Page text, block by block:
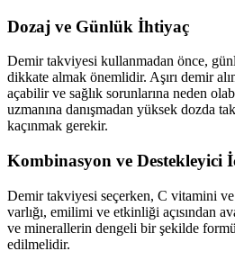
Dozaj ve Günlük İhtiyaç
Demir takviyesi kullanmadan önce,
dikkate almak önemlidir. Aşırı demir
açabilir ve sağlık sorunlarına neden
uzmanına danışmadan yüksek dozda
kaçınmak gerekir.
Kombinasyon ve Destekleyici
Demir takviyesi seçerken, C vitamini
varlığı, emilimi ve etkinliği açısından
ve minerallerin dengeli bir şekilde
edilmelidir.